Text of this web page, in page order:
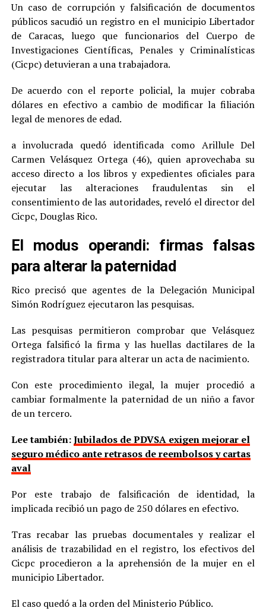
Un caso de corrupción y falsificación de documentos
públicos sacudió un registro en el municipio Libertador
de Caracas, luego que funcionarios del Cuerpo de
Investigaciones Científicas, Penales y Criminalísticas
(Cicpc) detuvieran a una trabajadora.
De acuerdo con el reporte policial, la mujer cobraba
dólares en efectivo a cambio de modificar la filiación
legal de menores de edad.
a involucrada quedó identificada como Arillule Del
Carmen Velásquez Ortega (46), quien aprovechaba su
acceso directo a los libros y expedientes oficiales para
ejecutar las alteraciones fraudulentas sin el
consentimiento de las autoridades, reveló el director del
Cicpc, Douglas Rico.
El modus operandi: firmas falsas
para alterar la paternidad
Rico precisó que agentes de la Delegación Municipal
Simón Rodríguez ejecutaron las pesquisas.
Las pesquisas permitieron comprobar que Velásquez
Ortega falsificó la firma y las huellas dactilares de la
registradora titular para alterar un acta de nacimiento.
Con este procedimiento ilegal, la mujer procedió a
cambiar formalmente la paternidad de un niño a favor
de un tercero.
Lee también:Jubilados de PDVSA exigen mejorar el
seguro médico ante retrasos de reembolsos y cartas
aval
Por este trabajo de falsificación de identidad, la
implicada recibió un pago de 250 dólares en efectivo.
Tras recabar las pruebas documentales y realizar el
análisis de trazabilidad en el registro, los efectivos del
Cicpc procedieron a la aprehensión de la mujer en el
municipio Libertador.
El caso quedó a la orden del Ministerio Público.